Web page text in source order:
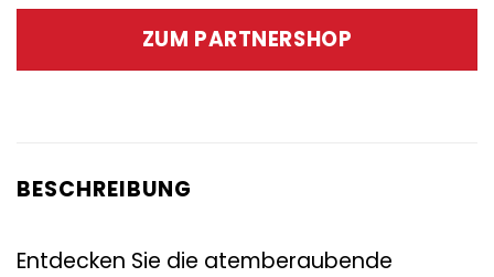
war:
149,00 €
ist:
23,95 €.
ZUM PARTNERSHOP
BESCHREIBUNG
Entdecken Sie die atemberaubende